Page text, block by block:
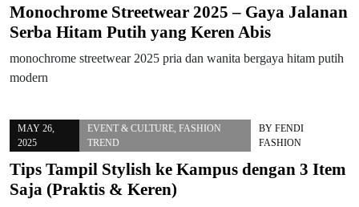
Monochrome Streetwear 2025 – Gaya Jalanan
Serba Hitam Putih yang Keren Abis
monochrome streetwear 2025 pria dan wanita bergaya hitam putih
modern
MAY 26,
2025
EVENT & CULTURE ,FASHION
TREND
BY FENDI
FASHION
Tips Tampil Stylish ke Kampus dengan 3 Item
Saja (Praktis & Keren)